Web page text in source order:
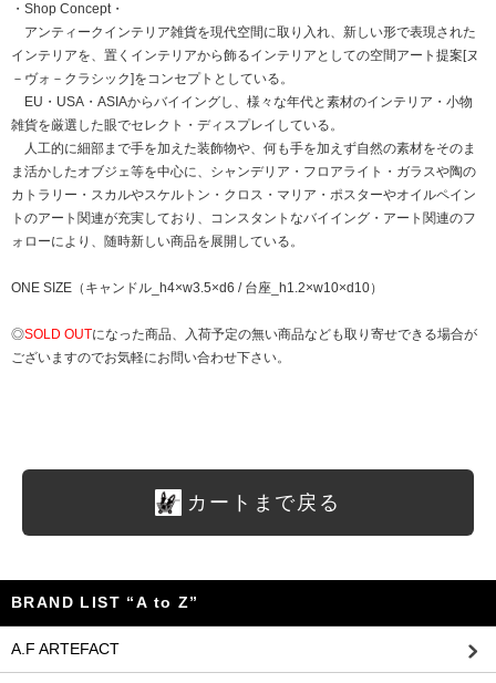
・Shop Concept・
アンティークインテリア雑貨を現代空間に取り入れ、新しい形で表現された
インテリアを、置くインテリアから飾るインテリアとしての空間アート提案[ヌ
－ヴォ－クラシック]をコンセプトとしている。
EU・USA・ASIAからバイイングし、様々な年代と素材のインテリア・小物
雑貨を厳選した眼でセレクト・ディスプレイしている。
人工的に細部まで手を加えた装飾物や、何も手を加えず自然の素材をそのま
ま活かしたオブジェ等を中心に、シャンデリア・フロアライト・ガラスや陶の
カトラリー・スカルやスケルトン・クロス・マリア・ポスターやオイルペイン
トのアート関連が充実しており、コンスタントなバイイング・アート関連のフ
ォローにより、随時新しい商品を展開している。
ONE SIZE（キャンドル_h4×w3.5×d6 / 台座_h1.2×w10×d10）
◎SOLD OUTになった商品、入荷予定の無い商品なども取り寄せできる場合が
ございますのでお気軽にお問い合わせ下さい。
カートまで戻る
BRAND LIST “A to Z”
A.F ARTEFACT